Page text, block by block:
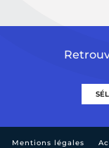
Mentions légales